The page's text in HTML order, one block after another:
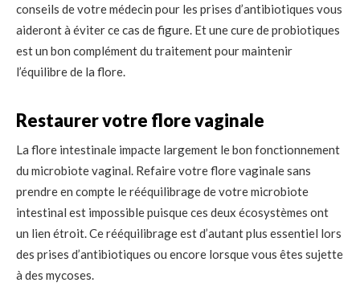
conseils de votre médecin pour les prises d’antibiotiques vous
aideront à éviter ce cas de figure. Et une cure de probiotiques
est un bon complément du traitement pour maintenir
l’équilibre de la flore.
Restaurer votre flore vaginale
La flore intestinale impacte largement le bon fonctionnement
du microbiote vaginal. Refaire votre flore vaginale sans
prendre en compte le rééquilibrage de votre microbiote
intestinal est impossible puisque ces deux écosystèmes ont
un lien étroit. Ce rééquilibrage est d’autant plus essentiel lors
des prises d’antibiotiques ou encore lorsque vous êtes sujette
à des mycoses.